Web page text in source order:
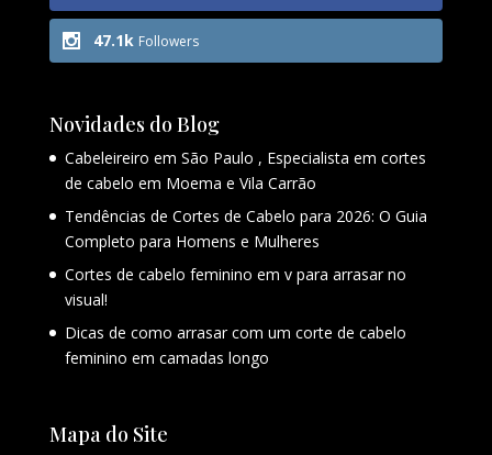
47.1k Followers
Novidades do Blog
Cabeleireiro em São Paulo , Especialista em cortes
de cabelo em Moema e Vila Carrão
Tendências de Cortes de Cabelo para 2026: O Guia
Completo para Homens e Mulheres
Cortes de cabelo feminino em v para arrasar no
visual!
Dicas de como arrasar com um corte de cabelo
feminino em camadas longo
Mapa do Site